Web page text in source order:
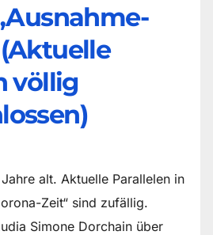
völlig
alt. Aktuelle Parallelen in
Zeit“ sind zufällig.
Simone Dorchain über